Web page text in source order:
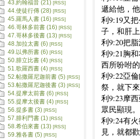
遞給他，
利9:19又
子，和肝
利9:20把
利9:21胸
西所吩咐
利9:22亞
祭，就下
利9:23摩
眾民顯現。
利9:24有
見，就都
43.約翰福音 (21) [RSS]
44.使徒行傳 (28) [RSS]
45.羅馬人書 (16) [RSS]
46.哥林多前書 (16) [RSS]
47.哥林多後書 (13) [RSS]
48.加拉太書 (6) [RSS]
49.以弗所書 (6) [RSS]
50.腓立比書 (4) [RSS]
51.歌羅西書 (4) [RSS]
52.帖撒羅尼迦前書 (5) [RSS]
53.帖撒羅尼迦後書 (3) [RSS]
54.提摩太前書 (6) [RSS]
55.提摩太後書 (4) [RSS]
56.提多書 (3) [RSS]
57.腓利門書 (1) [RSS]
58.希伯來書 (13) [RSS]
59.雅各書 (5) [RSS]